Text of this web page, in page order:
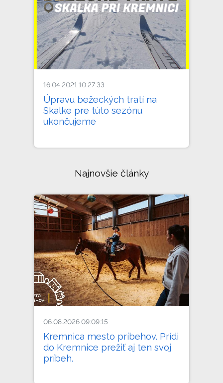
16.04.2021 10:27:33
Úpravu bežeckých tratí na
Skalke pre túto sezónu
ukončujeme
Najnovšie články
06.08.2026 09:09:15
Kremnica mesto príbehov. Prídi
do Kremnice prežiť aj ten svoj
príbeh.